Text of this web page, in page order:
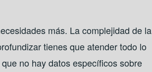
más. La complejidad de la
tienes que atender todo lo
no hay datos específicos sobre